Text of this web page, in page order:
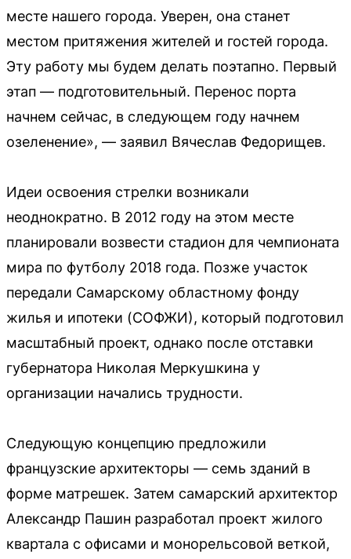
месте нашего города. Уверен, она станет
местом притяжения жителей и гостей города.
Эту работу мы будем делать поэтапно. Первый
этап — подготовительный. Перенос порта
начнем сейчас, в следующем году начнем
озеленение», — заявил Вячеслав Федорищев.
Идеи освоения стрелки возникали
неоднократно. В 2012 году на этом месте
планировали возвести стадион для чемпионата
мира по футболу 2018 года. Позже участок
передали Самарскому областному фонду
жилья и ипотеки (СОФЖИ), который подготовил
масштабный проект, однако после отставки
губернатора Николая Меркушкина у
организации начались трудности.
Следующую концепцию предложили
французские архитекторы — семь зданий в
форме матрешек. Затем самарский архитектор
Александр Пашин разработал проект жилого
квартала с офисами и монорельсовой веткой,